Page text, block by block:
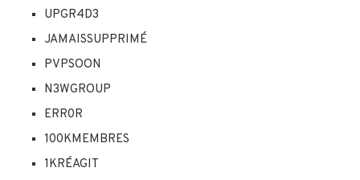
UPGR4D3
JAMAISSUPPRIMÉ
PVPSOON
N3WGROUP
ERR0R
100KMEMBRES
1KRÉAGIT